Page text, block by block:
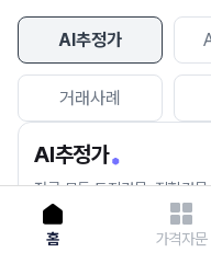
AI추정가
거래사례
AI추정가
전국 모든 토지건물, 집합건
세요.
홈 가격자문